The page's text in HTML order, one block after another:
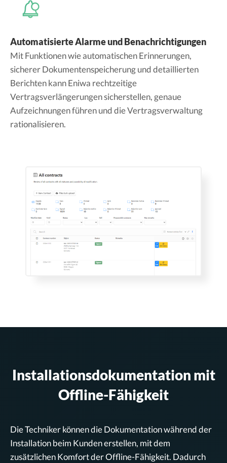
Automatisierte Alarme und Benachrichtigungen
Mit Funktionen wie automatischen Erinnerungen,
sicherer Dokumentenspeicherung und detaillierten
Berichten kann Eniwa rechtzeitige
Vertragsverlängerungen sicherstellen, genaue
Aufzeichnungen führen und die Vertragsverwaltung
rationalisieren.
Installationsdokumentation mit
Offline-Fähigkeit
Die Techniker können die Dokumentation während der
Installation beim Kunden erstellen, mit dem
zusätzlichen Komfort der Offline-Fähigkeit. Dadurch